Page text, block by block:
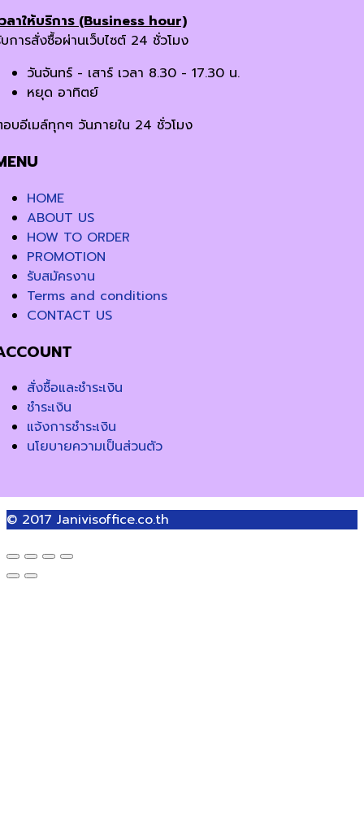
ลาให้บริการ (Business hour)
การสั่งซื้อผ่านเว็บไซต์ 24 ชั่วโมง
วันจันทร์ - เสาร์ เวลา 8.30 - 17.30 น.
หยุด อาทิตย์
บอีเมล์ทุกๆ วันภายใน 24 ชั่วโมง
HOME
ABOUT US
HOW TO ORDER
PROMOTION
รับสมัครงาน
Terms and conditions
CONTACT US
สั่งซื้อและชำระเงิน
ชำระเงิน
แจ้งการชำระเงิน
นโยบายความเป็นส่วนตัว
© 2017 Janivisoffice.co.th